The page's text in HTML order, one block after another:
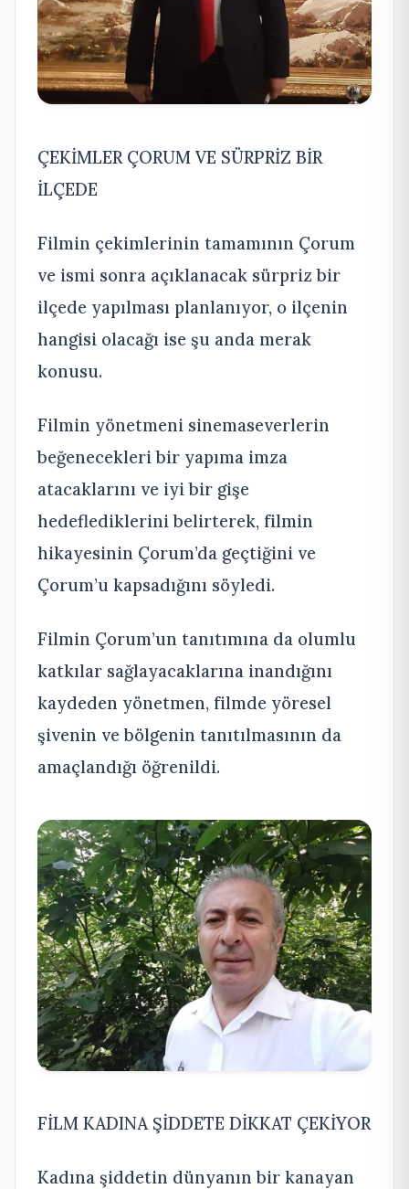
ÇEKİMLER ÇORUM VE SÜRPRİZ BİR
İLÇEDE
Filmin çekimlerinin tamamının Çorum
ve ismi sonra açıklanacak sürpriz bir
ilçede yapılması planlanıyor, o ilçenin
hangisi olacağı ise şu anda merak
konusu.
Filmin yönetmeni sinemaseverlerin
beğenecekleri bir yapıma imza
atacaklarını ve iyi bir gişe
hedeflediklerini belirterek, filmin
hikayesinin Çorum’da geçtiğini ve
Çorum’u kapsadığını söyledi.
Filmin Çorum’un tanıtımına da olumlu
katkılar sağlayacaklarına inandığını
kaydeden yönetmen, filmde yöresel
şivenin ve bölgenin tanıtılmasının da
amaçlandığı öğrenildi.
FİLM KADINA ŞİDDETE DİKKAT ÇEKİYOR
Kadına şiddetin dünyanın bir kanayan